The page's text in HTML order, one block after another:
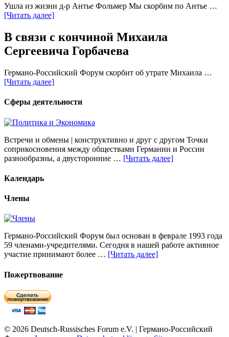
Ушла из жизни д-р Антье Фольмер Мы скорбим по Антье …
[Читать далее]
В связи с кончиной Михаила
Сергеевича Горбачева
Германо-Российский Форум скорбит об утрате Михаила …
[Читать далее]
Сферы деятельности
Встречи и обмены | конструктивно и друг с другом Точки
соприкосновения между обществами Германии и России
разнообразны, а двусторонние … [Читать далее]
Календарь
Члены
Германо-Российский Форум был основан в феврале 1993 года
59 членами-учредителями. Сегодня в нашей работе активное
участие принимают более … [Читать далее]
Пожертвование
© 2026 Deutsch-Russisches Forum e.V. | Германо-Российский